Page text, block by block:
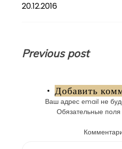
20.12.2016
Навигация
записям
Previous post
Добавить
Ваш адрес email не
Обязательные